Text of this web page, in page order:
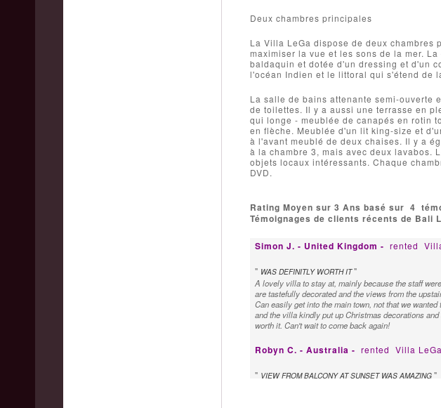
Deux chambres principales
La Villa LeGa dispose de deux
maximiser la vue et les sons de la mer.
baldaquin et dotée d'un dressing et d'un
l'océan Indien et le littoral qui s'étend de
La salle de bains attenante semi-ouverte
de toilettes. Il y a aussi une terrasse en
qui longe - meublée de canapés en rotin
en flèche. Meublée d'un lit king-size et
à l'avant meublé de deux chaises. Il y a
à la chambre 3, mais avec deux lavabos.
objets locaux intéressants. Chaque
DVD.
Rating Moyen sur 3 Ans basé sur 4
Témoignages de clients récents de Bali
Simon J. - United Kingdom - rented
" WAS DEFINITLY WORTH IT"
A lovely villa to stay at, mainly because the staff
are tastefully decorated and the views from the
Can easily get into the main town, not that we
and the villa kindly put up Christmas decorations
worth it. Can't wait to come back again!
Robyn C. - Australia - rented Villa LeGa
" VIEW FROM BALCONY AT SUNSET WAS AMAZING "